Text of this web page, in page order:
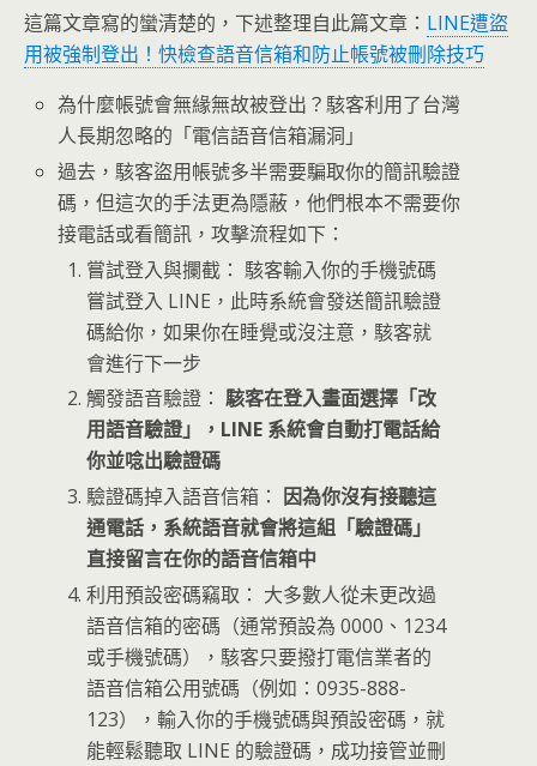
這篇文章寫的蠻清楚的，下述整理自此篇文章： LINE遭盜
用被強制登出！快檢查語音信箱和防止帳號被刪除技巧
為什麼帳號會無緣無故被登出？駭客利用了台灣
人長期忽略的「電信語音信箱漏洞」
過去，駭客盜用帳號多半需要騙取你的簡訊驗證
碼，但這次的手法更為隱蔽，他們根本不需要你
接電話或看簡訊，攻擊流程如下：
嘗試登入與攔截： 駭客輸入你的手機號碼
嘗試登入 LINE，此時系統會發送簡訊驗證
碼給你，如果你在睡覺或沒注意，駭客就
會進行下一步
觸發語音驗證：駭客在登入畫面選擇「改
用語音驗證」，LINE 系統會自動打電話給
你並唸出驗證碼
驗證碼掉入語音信箱： 因為你沒有接聽這
通電話，系統語音就會將這組「驗證碼」
直接留言在你的語音信箱中
利用預設密碼竊取： 大多數人從未更改過
語音信箱的密碼（通常預設為 0000、1234
或手機號碼），駭客只要撥打電信業者的
語音信箱公用號碼（例如：0935-888-
123），輸入你的手機號碼與預設密碼，就
能輕鬆聽取 LINE 的驗證碼，成功接管並刪